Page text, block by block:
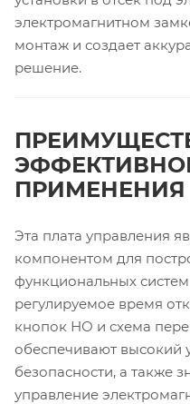
электромагнитном
монтаж и создает
решение.
ПРИМЕНЕНИЯ
Эта плата управления
компонентом для
функциональных
регулируемое время
кнопок НО и схема
обеспечивают высокий
безопасности, а также
управление